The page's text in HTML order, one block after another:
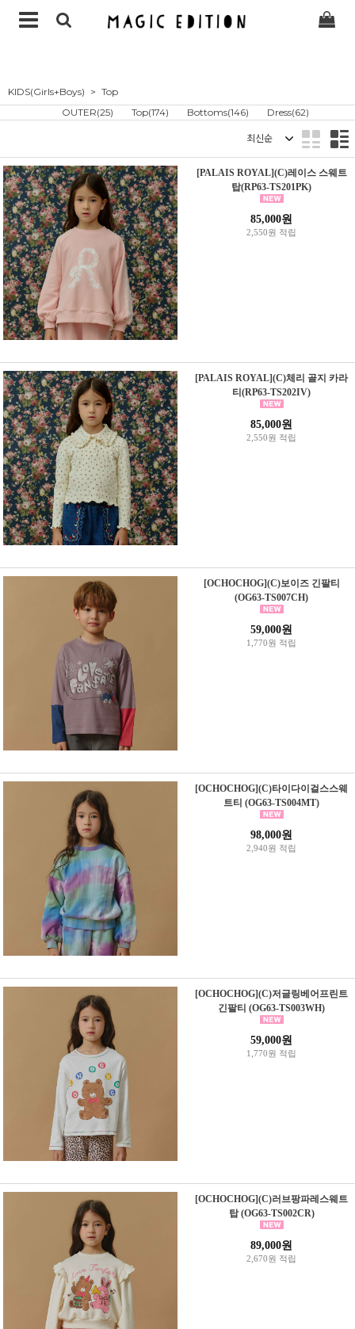
KIDS(Girls+Boys)
Top
OUTER(25)
Top(174) Bottoms(146) Dress(62)
[PALAIS ROYAL](C)레이스 스웨트
탑(RP63-TS201PK)
85,000원
2,550원 적립
[PALAIS ROYAL](C)체리 골지 카라
티(RP63-TS202IV)
85,000원
2,550원 적립
[OCHOCHOG](C)보이즈 긴팔티
(OG63-TS007CH)
59,000원
1,770원 적립
[OCHOCHOG](C)타이다이걸스스웨
트티 (OG63-TS004MT)
98,000원
2,940원 적립
[OCHOCHOG](C)저글링베어프린트
긴팔티 (OG63-TS003WH)
59,000원
1,770원 적립
[OCHOCHOG](C)러브팡파레스웨트
탑 (OG63-TS002CR)
89,000원
2,670원 적립